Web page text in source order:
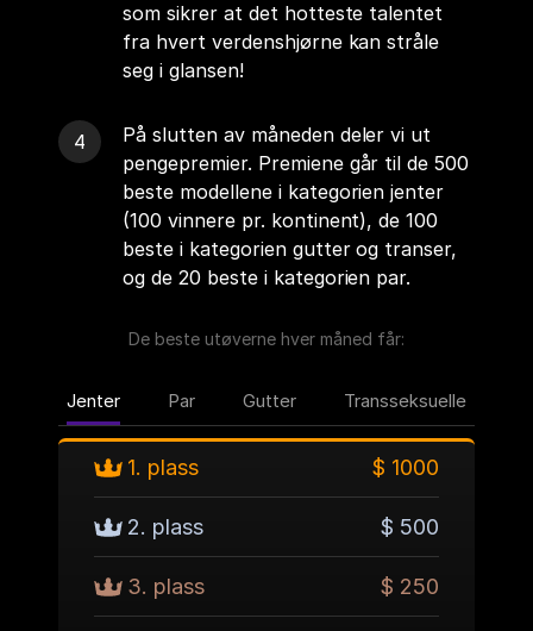
som sikrer at det hotteste talentet
fra hvert verdenshjørne kan stråle
seg i glansen!
På slutten av måneden deler vi ut
pengepremier. Premiene går til de 500
beste modellene i kategorien jenter
(100 vinnere pr. kontinent), de 100
beste i kategorien gutter og transer,
og de 20 beste i kategorien par.
De beste utøverne hver måned får:
Jenter Par Gutter Transseksuelle
1. plass $ 1000
2. plass $ 500
3. plass $ 250